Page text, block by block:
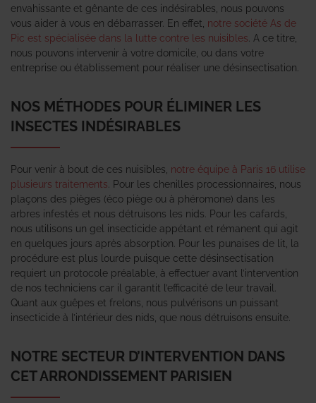
envahissante et gênante de ces indésirables, nous pouvons
vous aider à vous en débarrasser. En effet, notre société As de
Pic est spécialisée dans la lutte contre les nuisibles . A ce titre,
nous pouvons intervenir à votre domicile, ou dans votre
entreprise ou établissement pour réaliser une désinsectisation.
NOS MÉTHODES POUR ÉLIMINER LES
INSECTES INDÉSIRABLES
Pour venir à bout de ces nuisibles, notre équipe à Paris 16 utilise
plusieurs traitements . Pour les chenilles processionnaires, nous
plaçons des pièges (éco piège ou à phéromone) dans les
arbres infestés et nous détruisons les nids. Pour les cafards,
nous utilisons un gel insecticide appétant et rémanent qui agit
en quelques jours après absorption. Pour les punaises de lit, la
procédure est plus lourde puisque cette désinsectisation
requiert un protocole préalable, à effectuer avant l’intervention
de nos techniciens car il garantit l’efficacité de leur travail.
Quant aux guêpes et frelons, nous pulvérisons un puissant
insecticide à l’intérieur des nids, que nous détruisons ensuite.
NOTRE SECTEUR D’INTERVENTION DANS
CET ARRONDISSEMENT PARISIEN